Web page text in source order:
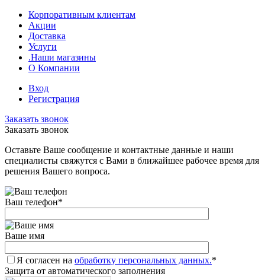
Корпоративным клиентам
Акции
Доставка
Услуги
.Наши магазины
О Компании
Вход
Регистрация
Заказать звонок
Заказать звонок
Оставьте Ваше сообщение и контактные данные и наши
специалисты свяжутся с Вами в ближайшее рабочее время для
решения Вашего вопроса.
Ваш телефон*
Ваше имя
Я согласен на обработку персональных данных.*
Защита от автоматического заполнения